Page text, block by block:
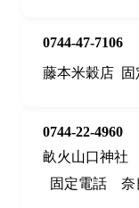
0744-47-7106
藤本米穀店
0744-22-4960
畝火山口神社
固定電話
奈